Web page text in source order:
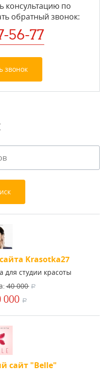
консультацию по
обратный звонок:
56-77
звонок
Krasotka27
для студии красоты
40 000 a
000 a
сайт "Belle"